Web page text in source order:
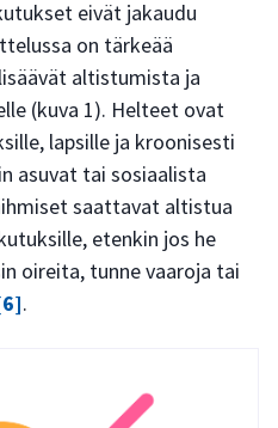
eivät jakaudu
on tärkeää
altistumista ja
(kuva 1). Helteet ovat
lapsille ja kroonisesti
asuvat tai sosiaalista
saattavat altistua
etenkin jos he
oireita, tunne vaaroja tai
.